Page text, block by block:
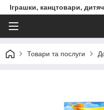
Іграшки, канцтовари,
Товари та послуги